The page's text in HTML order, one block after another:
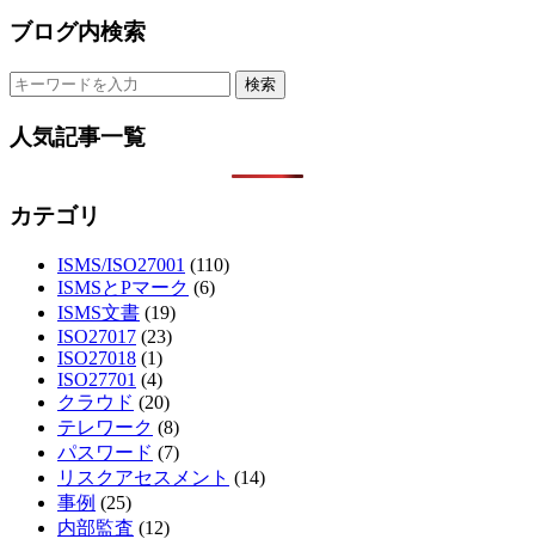
ブログ内検索
人気記事一覧
カテゴリ
ISMS/ISO27001 (110)
ISMSとPマーク (6)
ISMS文書 (19)
ISO27017 (23)
ISO27018 (1)
ISO27701 (4)
クラウド (20)
テレワーク (8)
パスワード (7)
リスクアセスメント (14)
事例 (25)
内部監査 (12)